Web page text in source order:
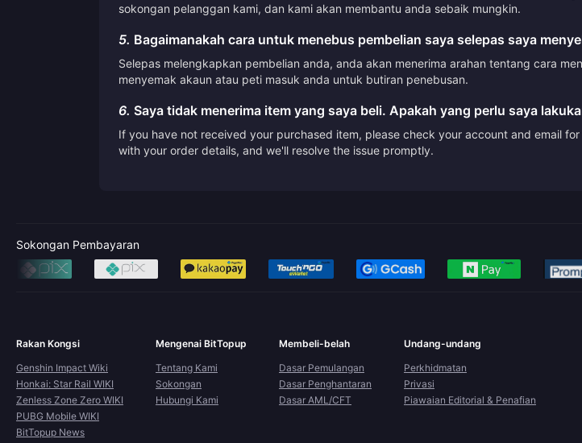
sokongan pelanggan kami, dan kami akan membantu anda sebaik mungkin.
5. Bagaimanakah cara untuk menebus pembelian saya selepas saya
Selepas melengkapkan pembelian anda, anda akan menerima arahan tentang cara
menyemak akaun atau peti masuk anda untuk butiran penebusan.
6. Saya tidak menerima item yang saya beli. Apakah yang perlu saya
If you have not received your purchased item, please check your account and email
with your order details, and we'll resolve the issue promptly.
Sokongan Pembayaran
Rakan Kongsi
Genshin Impact Wiki
Honkai: Star Rail WIKI
Zenless Zone Zero WIKI
PUBG Mobile WIKI
BitTopup News
Mengenai BitTopup
Tentang Kami
Sokongan
Hubungi Kami
Membeli-belah
Dasar Pemulangan
Dasar Penghantaran
Dasar AML/CFT
Undang-undang
Perkhidmatan
Privasi
Piawaian Editorial & Penafian